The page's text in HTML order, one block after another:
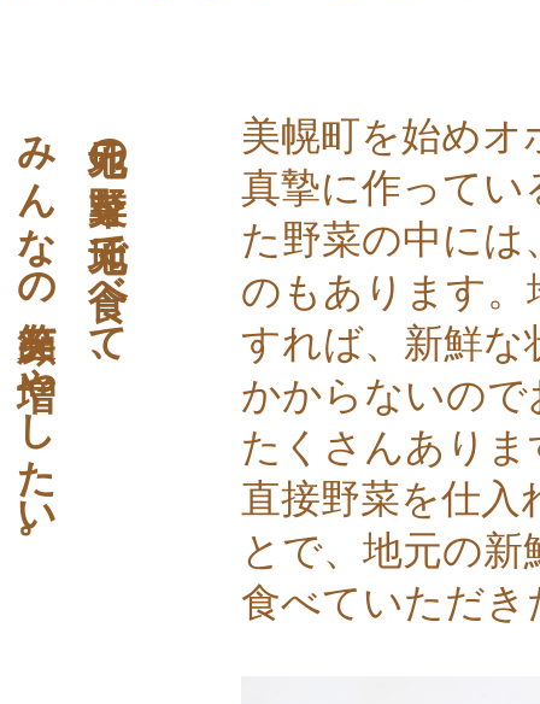
地元の野菜を地元で食べて、
みんなの笑顔を増やしたい。
美幌町を始め
真摯に作ってい
た野菜の中に
のもあります。
すれば、新鮮な
かからないの
たくさんあり
直接野菜を仕入
とで、地元の
食べていただ